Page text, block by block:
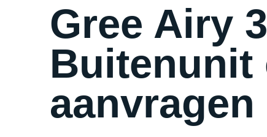
Gree Airy
Buitenunit
aanvragen